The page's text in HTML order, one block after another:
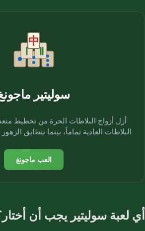
سوليتير
أزل أزواج البلاطات الحرة من تخطيط
البلاطات العادية تماماً، بينما تتطابق
العب ماجونغ
أي لعبة سوليتير يجب أن